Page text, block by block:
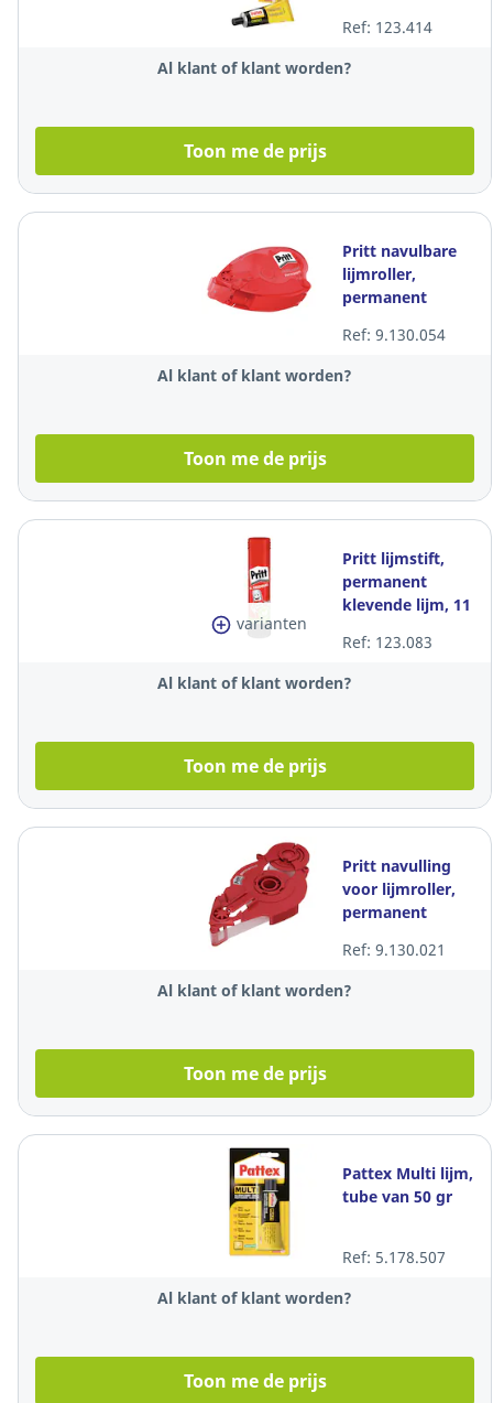
Ref: 123.414
Al klant of klant worden?
Toon me de prijs
Pritt navulbare
lijmroller,
permanent
Ref: 9.130.054
Al klant of klant worden?
Toon me de prijs
varianten
Pritt lijmstift,
permanent
klevende lijm, 11
Ref: 123.083
Al klant of klant worden?
Toon me de prijs
Pritt navulling
voor lijmroller,
permanent
Ref: 9.130.021
Al klant of klant worden?
Toon me de prijs
Pattex Multi lijm,
tube van 50 gr
Ref: 5.178.507
Al klant of klant worden?
Toon me de prijs